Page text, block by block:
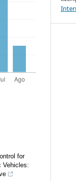
for
Vehicles: